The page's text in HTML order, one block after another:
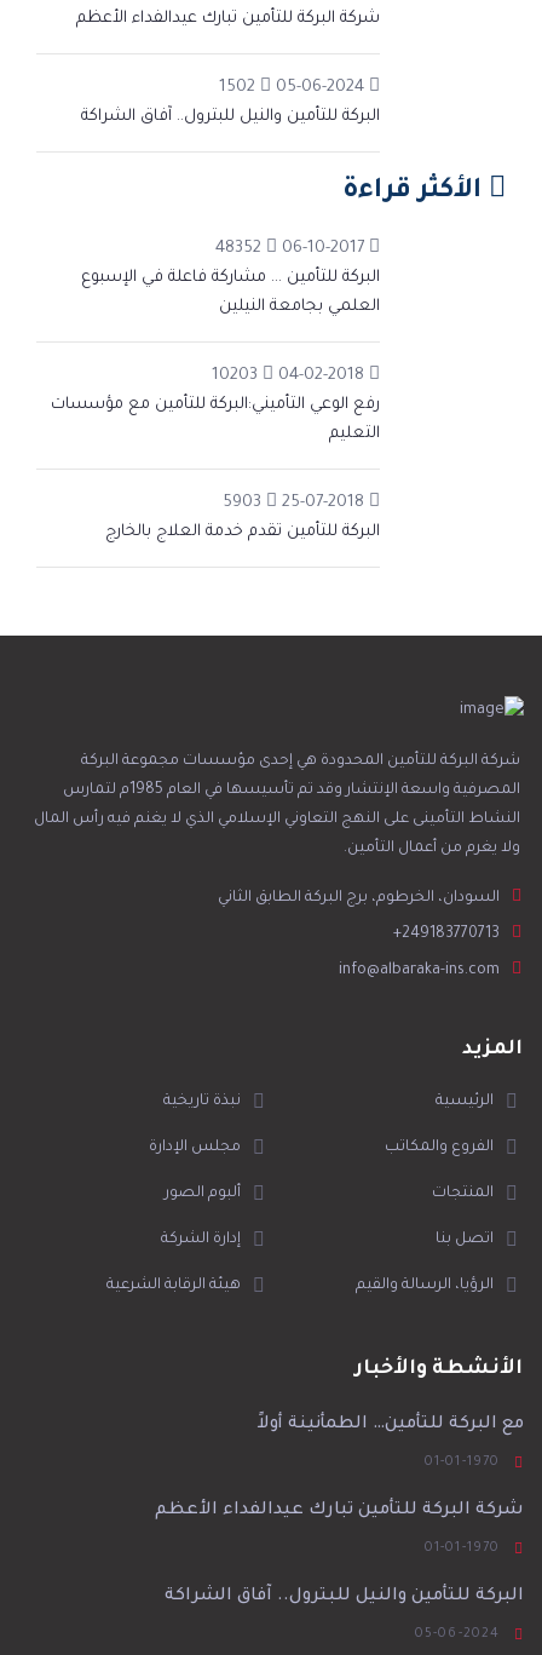
شركة البركة للتأمين تبارك عيدالفداء الأعظم
05-06-2024
البركة للتأمين والنيل للبترول.. آفاق الشراكة
الأكثر قراءة
06-10-2017
البركة للتأمين ... مشاركة فاعلة في الإسبوع
العلمي بجامعة النيلين
رفع الوعي التأميني:البركة للتأمين مع مؤسسات
التعليم
البركة للتأمين تقدم خدمة العلاج بالخارج
شركة البركة للتأمين المحدودة هي إحدى مؤسسات مجموعة البركة
المصرفية واسعة الإنتشار وقد تم تأسيسها في العام 1985م لتمارس
النشاط التأمينى على النهج التعاوني الإسلامي الذي لا يغنم فيه رأس المال
ولا يغرم من أعمال التأمين.
السودان، الخرطوم، برج البركة الطابق الثاني
+249183770713
info@albaraka-ins.com
المزيد
الرئيسية
الفروع والمكاتب
المنتجات
اتصل بنا
الرؤيا، الرسالة والقيم
نبذة تاريخية
مجلس الإدارة
ألبوم الصور
إدارة الشركة
هيئة الرقابة الشرعية
الأنشطة والأخبار
مع البركة للتأمين… الطمأنينة أولاً
01-01-1970
شركة البركة للتأمين تبارك عيدالفداء الأعظم
01-01-1970
البركة للتأمين والنيل للبترول.. آفاق الشراكة
05-06-2024